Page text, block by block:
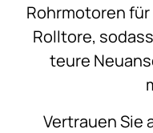
Rohrmotoren für
Rolltore, sodass
teure
Vertrauen Sie